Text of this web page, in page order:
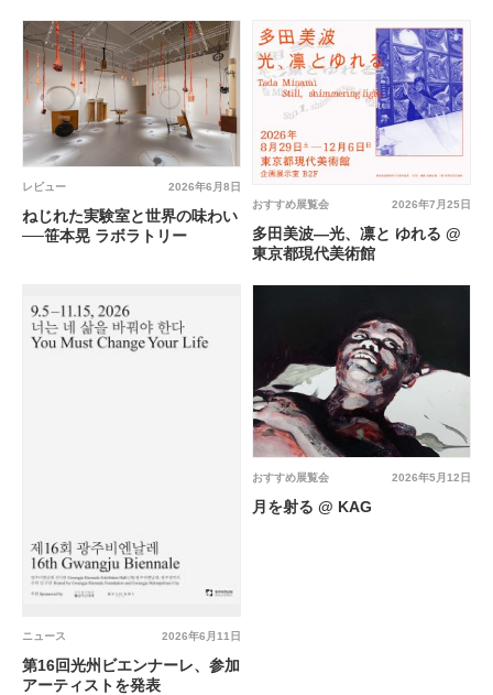
2026年6月8日
レビュー
ねじれた実験室と世界の味わい
──笹本晃 ラボラトリー
2026年7月25日
おすすめ展覧会
多田美波―光、凛と ゆれる @
東京都現代美術館
2026年6月11日
ニュース
第16回光州ビエンナーレ、参加
アーティストを発表
2026年5月12日
おすすめ展覧会
月を射る @ KAG